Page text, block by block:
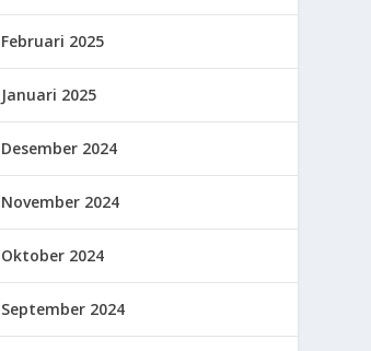
Februari 2025
Januari 2025
Desember 2024
November 2024
Oktober 2024
September 2024